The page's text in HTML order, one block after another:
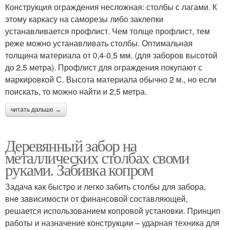
Конструкция ограждения несложная: столбы с лагами. К
этому каркасу на саморезы либо заклепки
устанавливается профлист. Чем толще профлист, тем
реже можно устанавливать столбы. Оптимальная
толщина материала от 0,4-0,5 мм. (для заборов высотой
до 2,5 метра). Профлист для ограждения покупают с
маркировкой С. Высота материала обычно 2 м., но если
поискать, то можно найти и 2,5 метра.
читать дальше →
Деревянный забор на
металлических столбах своми
руками. Забивка копром
Задача как быстро и легко забить столбы для забора,
вне зависимости от финансовой составляющей,
решается использованием копровой установки. Принцип
работы и назначение конструкции – ударная техника для